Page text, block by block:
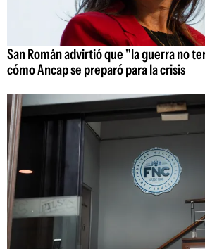
San Román advirtió que "la guerra no
cómo Ancap se preparó para la crisis